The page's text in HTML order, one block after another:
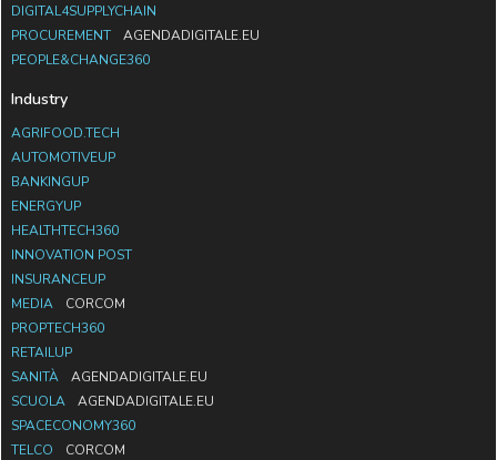
DIGITAL4SUPPLYCHAIN
PROCUREMENT
AGENDADIGITALE.EU
PEOPLE&CHANGE360
Industry
AGRIFOOD.TECH
AUTOMOTIVEUP
BANKINGUP
ENERGYUP
HEALTHTECH360
INNOVATION POST
INSURANCEUP
MEDIA
CORCOM
PROPTECH360
RETAILUP
SANITÀ
AGENDADIGITALE.EU
SCUOLA
AGENDADIGITALE.EU
SPACECONOMY360
TELCO
CORCOM